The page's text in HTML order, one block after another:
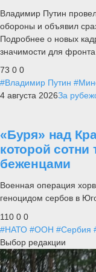
Владимир Путин
обороны и объявил
Подробнее о новых
значимости для
73 0 0
#Владимир Путин
4 августа 2026За
«Буря» над
которой сотни
беженцами
Военная операция
геноцидом сербов в
110 0 0
#НАТО #ООН #Сербия
Выбор редакции